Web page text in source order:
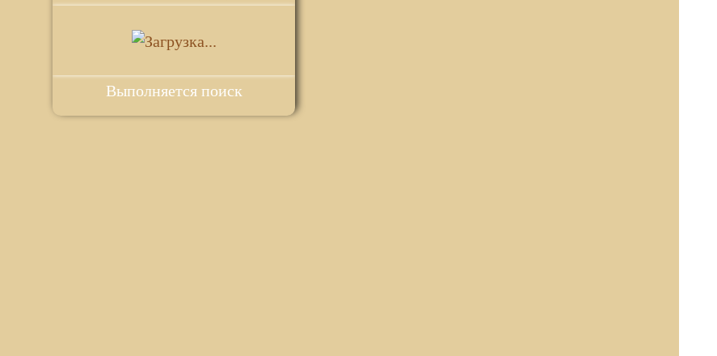
Выполняется поиск